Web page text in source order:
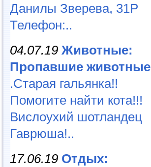
Данилы Зверева, 31Р
Телефон:..
04.07.19 Животные:
Пропавшие животные
.Старая гальянка!!
Помогите найти кота!!!
Вислоухий шотландец
Гаврюша!..
17.06.19 Отдых: